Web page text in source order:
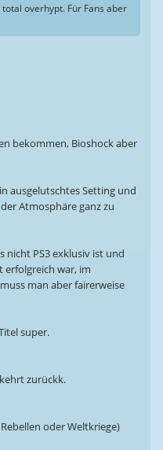
overhypt. Für Fans aber
bekommen, Bioshock aber
ausgelutschtes Setting und
Atmosphäre ganz zu
nicht PS3 exklusiv ist und
erfolgreich war, im
man aber fairerweise
super.
zurückk.
oder Weltkriege)